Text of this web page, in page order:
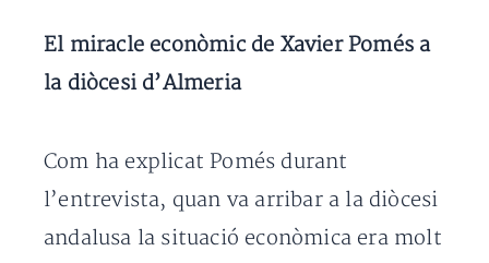
El miracle econòmic de Xavier Pomés a
la diòcesi d’Almeria
Com ha explicat Pomés durant
l’entrevista, quan va arribar a la diòcesi
andalusa la situació econòmica era molt